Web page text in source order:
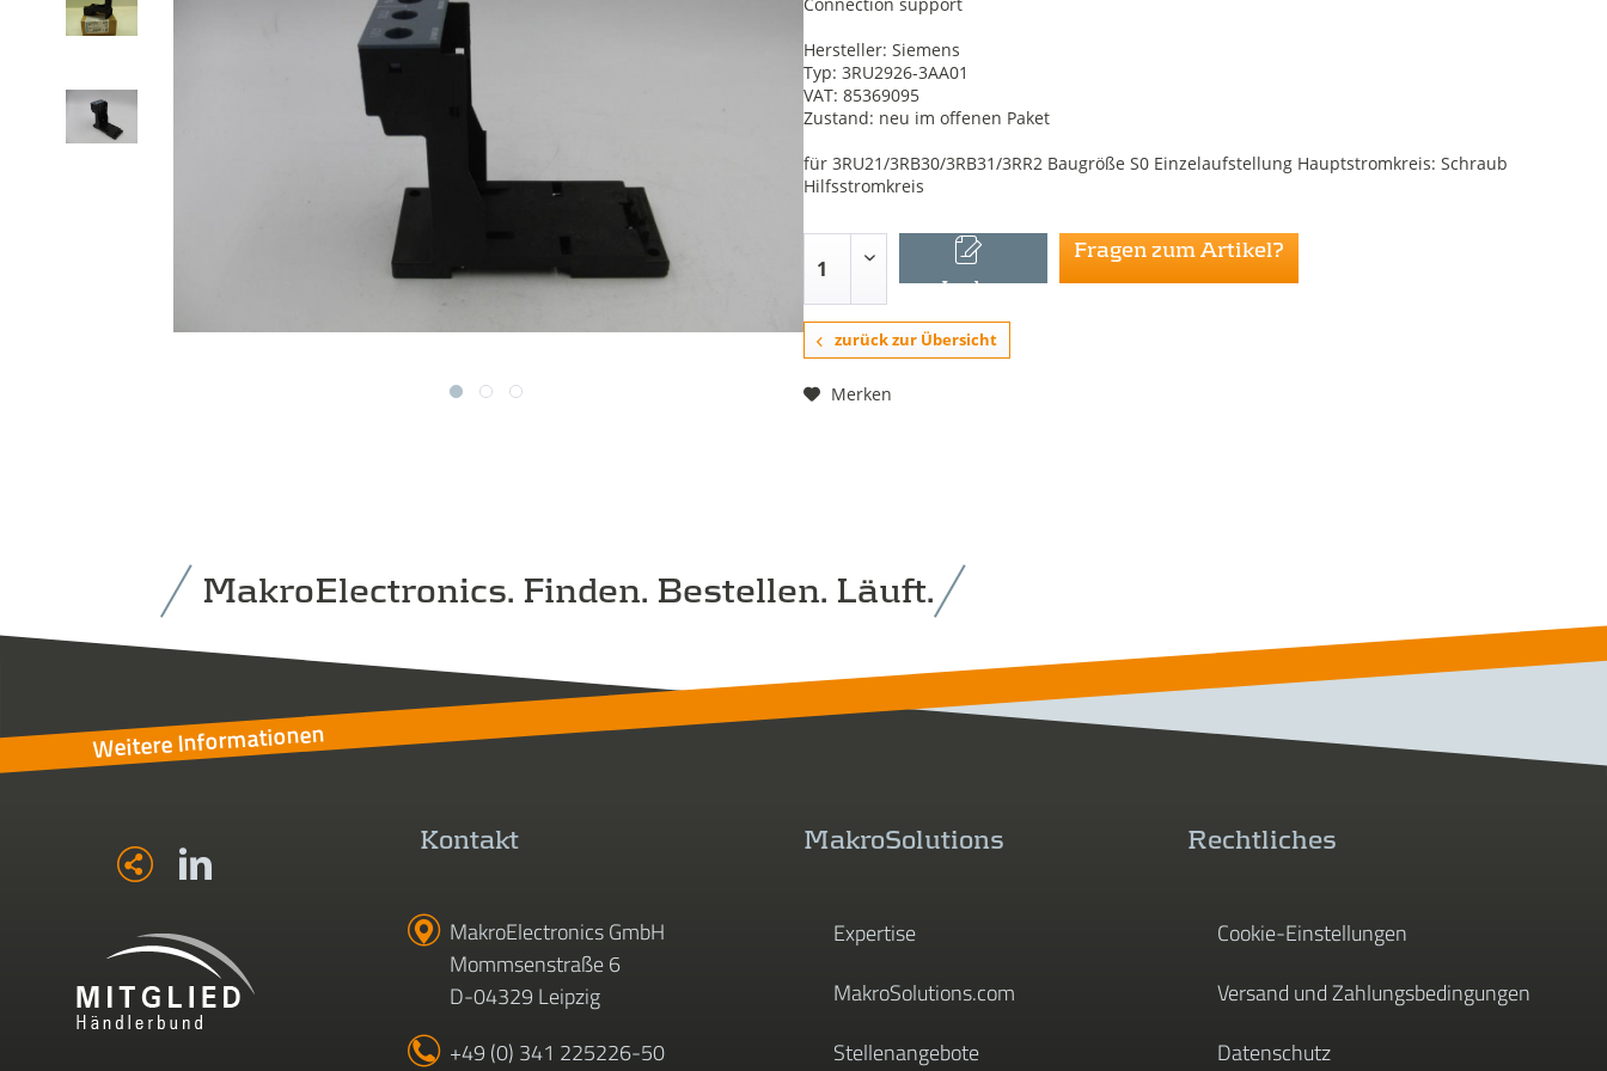
Hersteller: Siemens
Typ: 3RU2926-3AA01
VAT: 85369095
Zustand: neu im offenen Paket
für 3RU21/3RB30/3RB31/3RR2 Baugröße S0 Einzelaufstellung Hauptstromkreis: Schraub
Hilfsstromkreis
In den
Warenkorb
Fragen zum Artikel?
zurück zur Übersicht
Merken
MakroElectronics. Finden. Bestellen. Läuft.
Weitere Informationen
Kontakt
MakroElectronics GmbH
Mommsenstraße 6
D-04329 Leipzig
+49 (0) 341 225226-50
MakroSolutions
Expertise
MakroSolutions.com
Stellenangebote
Rechtliches
Cookie-Einstellungen
Versand und Zahlungsbedingungen
Datenschutz